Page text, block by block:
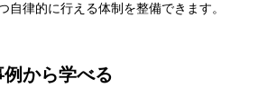
自律的に行える体制を整備できます。
から学べる